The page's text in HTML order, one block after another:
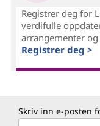
Registrer deg for
verdifulle
arrangementer og
Registrer deg >
Skriv inn e-posten